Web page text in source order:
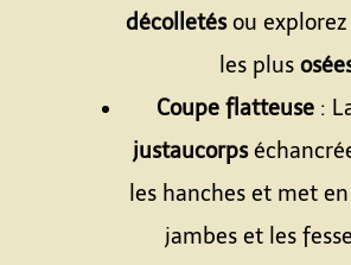
décolletésou explorez
les plus
Coupe flatteuse :
justaucorps
les hanches et met
jambes et les